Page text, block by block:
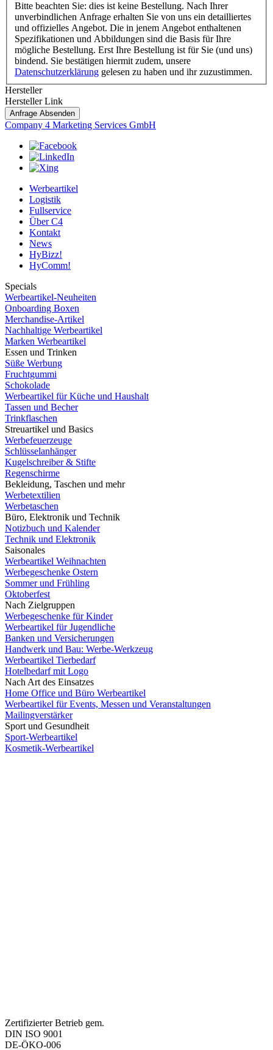
Bitte beachten Sie: dies ist keine Bestellung. Nach Ihrer
unverbindlichen Anfrage erhalten Sie von uns ein detailliertes
und offizielles Angebot. Die in jenem Angebot enthaltenen
Spezifikationen und Abbildungen sind die Basis für Ihre
mögliche Bestellung. Erst Ihre Bestellung ist für Sie (und uns)
bindend. Sie bestätigen hiermit zudem, unsere
Datenschutzerklärung gelesen zu haben und ihr zuzustimmen.
Hersteller
Hersteller Link
Anfrage Absenden
Company 4 Marketing Services GmbH
Werbeartikel
Logistik
Fullservice
Über C4
Kontakt
News
HyBizz!
HyComm!
Specials
Werbeartikel-Neuheiten
Onboarding Boxen
Merchandise-Artikel
Nachhaltige Werbeartikel
Marken Werbeartikel
Essen und Trinken
Süße Werbung
Fruchtgummi
Schokolade
Werbeartikel für Küche und Haushalt
Tassen und Becher
Trinkflaschen
Streuartikel und Basics
Werbefeuerzeuge
Schlüsselanhänger
Kugelschreiber & Stifte
Regenschirme
Bekleidung, Taschen und mehr
Werbetextilien
Werbetaschen
Büro, Elektronik und Technik
Notizbuch und Kalender
Technik und Elektronik
Saisonales
Werbeartikel Weihnachten
Werbegeschenke Ostern
Sommer und Frühling
Oktoberfest
Nach Zielgruppen
Werbegeschenke für Kinder
Werbeartikel für Jugendliche
Banken und Versicherungen
Handwerk und Bau: Werbe-Werkzeug
Werbeartikel Tierbedarf
Hotelbedarf mit Logo
Nach Art des Einsatzes
Home Office und Büro Werbeartikel
Werbeartikel für Events, Messen und Veranstaltungen
Mailingverstärker
Sport und Gesundheit
Sport-Werbeartikel
Kosmetik-Werbeartikel
Zertifizierter Betrieb gem.
DIN ISO 9001
DE-ÖKO-006